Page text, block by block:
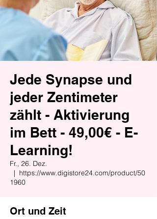
Jede Synapse und
jeder Zentimeter
zählt - Aktivierung
im Bett - 49,00€ - E-
Learning!
Fr., 26. Dez.
  |
https://www.digistore24.com/product/50
1960
Ort und Zeit